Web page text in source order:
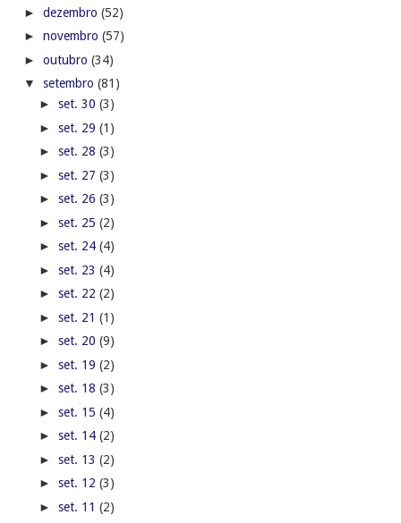
► dezembro (52)
► novembro (57)
► outubro (34)
▼ setembro (81)
► set. 30 (3)
► set. 29 (1)
► set. 28 (3)
► set. 27 (3)
► set. 26 (3)
► set. 25 (2)
► set. 24 (4)
► set. 23 (4)
► set. 22 (2)
► set. 21 (1)
► set. 20 (9)
► set. 19 (2)
► set. 18 (3)
► set. 15 (4)
► set. 14 (2)
► set. 13 (2)
► set. 12 (3)
► set. 11 (2)